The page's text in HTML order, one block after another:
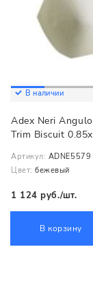
В наличии
Adex Neri
Trim Biscuit
Артикул: ADNE5579
Цвет: бежевый
1 124 руб./шт.
В корзину